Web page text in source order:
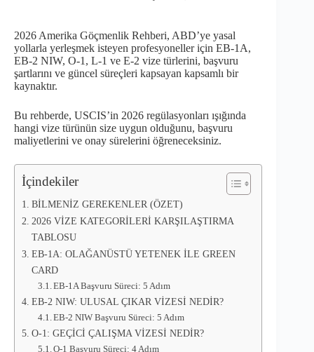
2026 Amerika Göçmenlik Rehberi, ABD’ye yasal
yollarla yerleşmek isteyen profesyoneller için EB-1A,
EB-2 NIW, O-1, L-1 ve E-2 vize türlerini, başvuru
şartlarını ve güncel süreçleri kapsayan kapsamlı bir
kaynaktır.
Bu rehberde, USCIS’in 2026 regülasyonları ışığında
hangi vize türünün size uygun olduğunu, başvuru
maliyetlerini ve onay sürelerini öğreneceksiniz.
İçindekiler
BİLMENİZ GEREKENLER (ÖZET)
2026 VİZE KATEGORİLERİ KARŞILAŞTIRMA
TABLOSU
EB-1A: OLAĞANÜSTÜ YETENEK İLE GREEN
CARD
EB-1A Başvuru Süreci: 5 Adım
EB-2 NIW: ULUSAL ÇIKAR VİZESİ NEDİR?
EB-2 NIW Başvuru Süreci: 5 Adım
O-1: GEÇİCİ ÇALIŞMA VİZESİ NEDİR?
O-1 Başvuru Süreci: 4 Adım